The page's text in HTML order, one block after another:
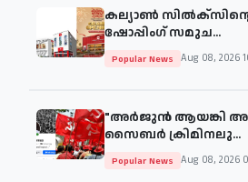
കല്യാൺ
ഷോപ്പിംഗ് സമുച...
Popular News Aug 08, 2026
"അര്‍ജുന്‍ ആയങ്കി
സൈബര്‍ ക്രിമിനലു...
Popular News Aug 08, 2026